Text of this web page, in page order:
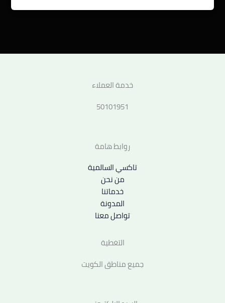
خدمة العملاء
50101951
روابط هامة
تاكسي السالمية
من نحن
خدماتنا
المدونة
تواصل معنا
التغطية
جميع مناطق الكويت